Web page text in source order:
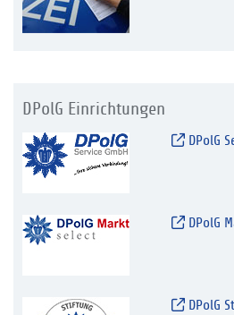
DPolG Einrichtungen
DPolG
DPolG
DPolG